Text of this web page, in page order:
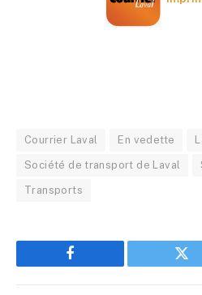
Courrier Laval En vedette
Société de transport de Laval
Transports
Facebook